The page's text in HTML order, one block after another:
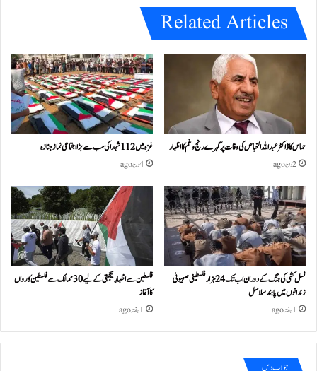
Related Articles
حماس کا ڈاکٹر عبداللہ الخباص کی وفات پر گہرے رنج وغم کااظہار
2 دن ago
غزہ میں 112 شہدا کی سب سے بڑا اجتماعی نماز جنازہ
4 دن ago
نسل کشی کی جنگ کے دوران اب تک 24ہزار فلسطینی صہیونی
زندانوں میں پابند سلاسل
1 ہفتہ ago
فلسطین سے اظہارِ یکجہتی کے لیے 30 ممالک سے فلسطین کارواں
کا آغاز
1 ہفتہ ago
جواب دیں